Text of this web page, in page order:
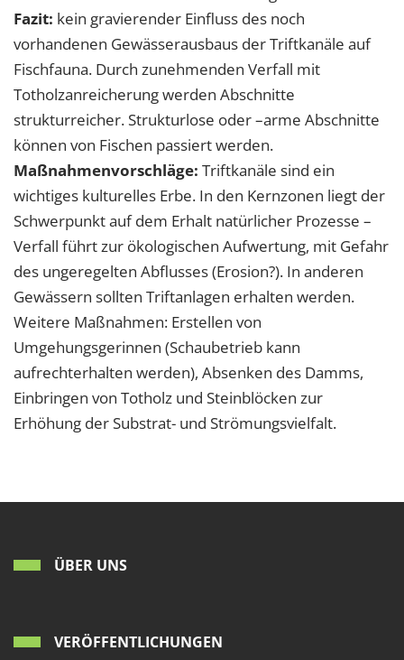
Fazit: kein gravierender Einfluss des noch
vorhandenen Gewässerausbaus der Triftkanäle auf
Fischfauna. Durch zunehmenden Verfall mit
Totholzanreicherung werden Abschnitte
strukturreicher. Strukturlose oder –arme Abschnitte
können von Fischen passiert werden.
Maßnahmenvorschläge: Triftkanäle sind ein
wichtiges kulturelles Erbe. In den Kernzonen liegt der
Schwerpunkt auf dem Erhalt natürlicher Prozesse –
Verfall führt zur ökologischen Aufwertung, mit Gefahr
des ungeregelten Abflusses (Erosion?). In anderen
Gewässern sollten Triftanlagen erhalten werden.
Weitere Maßnahmen: Erstellen von
Umgehungsgerinnen (Schaubetrieb kann
aufrechterhalten werden), Absenken des Damms,
Einbringen von Totholz und Steinblöcken zur
Erhöhung der Substrat- und Strömungsvielfalt.
ÜBER UNS
VERÖFFENTLICHUNGEN